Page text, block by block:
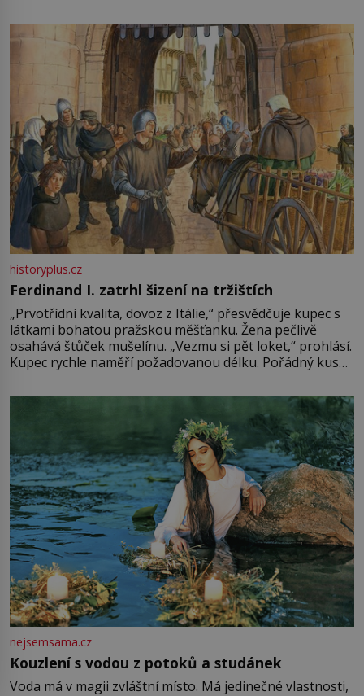
pře hned několik latinskoamerických zemí a k tomu
Francie, kde se traduje,
historyplus.cz
Ferdinand I. zatrhl šizení na tržištích
„Prvotřídní kvalita, dovoz z Itálie,“ přesvědčuje kupec s
látkami bohatou pražskou měšťanku. Žena pečlivě
osahává štůček mušelínu. „Vezmu si pět loket,“ prohlásí.
Kupec rychle naměří požadovanou délku. Pořádný kus
milostpaní. Stačí jenom na sukni,“ zhodnotí švadlena
množství růžového mušelínu. „Ošidili vás, podívejte.“
nejsemsama.cz
Kouzlení s vodou z potoků a studánek
Voda má v magii zvláštní místo. Má jedinečné vlastnosti,